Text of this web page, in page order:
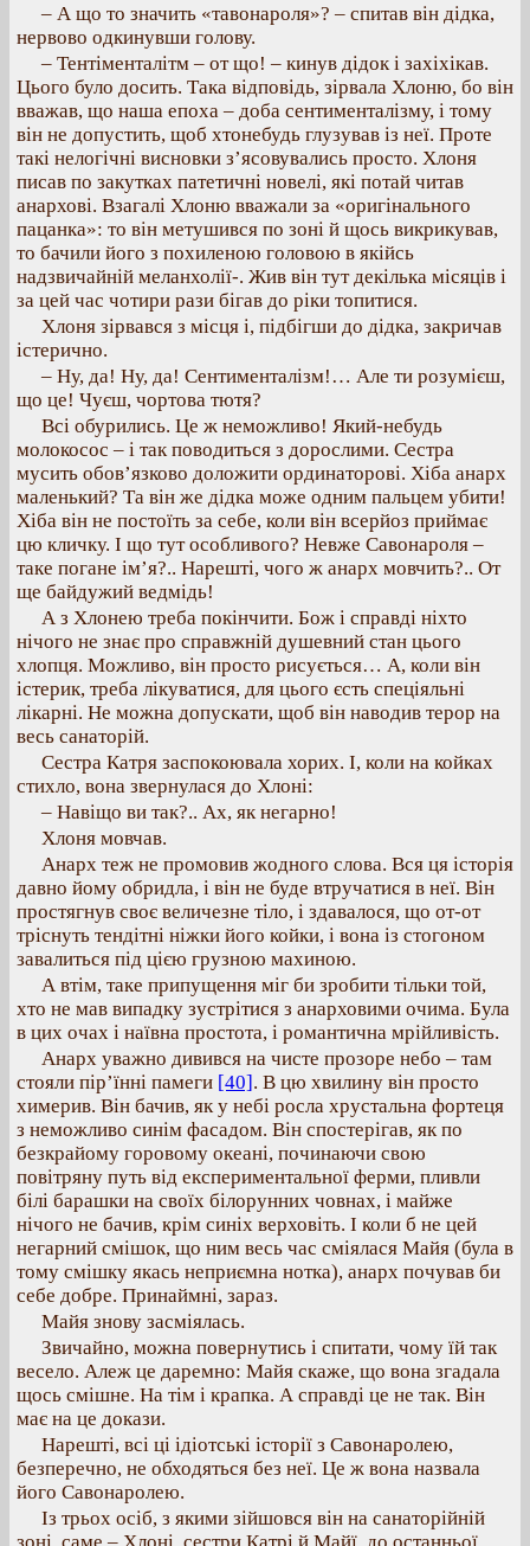
– А що то значить «тавонароля»? – спитав він дідка,
нервово одкинувши голову.
– Тентіменталітм – от що! – кинув дідок і захіхікав.
Цього було досить. Така відповідь, зірвала Хлоню, бо він
вважав, що наша епоха – доба сентименталізму, і тому
він не допустить, щоб хтонебудь глузував із неї. Проте
такі нелогічні висновки з’ясовувались просто. Хлоня
писав по закутках патетичні новелі, які потай читав
анархові. Взагалі Хлоню вважали за «оригінального
пацанка»: то він метушився по зоні й щось викрикував,
то бачили його з похиленою головою в якійсь
надзвичайній меланхолії-. Жив він тут декілька місяців і
за цей час чотири рази бігав до ріки топитися.
Хлоня зірвався з місця і, підбігши до дідка, закричав
істерично.
– Ну, да! Ну, да! Сентименталізм!… Але ти розумієш,
що це! Чуєш, чортова тютя?
Всі обурились. Це ж неможливо! Який-небудь
молокосос – і так поводиться з дорослими. Сестра
мусить обов’язково доложити ординаторові. Хіба анарх
маленький? Та він же дідка може одним пальцем убити!
Хіба він не постоїть за себе, коли він всерйоз приймає
цю кличку. І що тут особливого? Невже Савонароля –
таке погане ім’я?.. Нарешті, чого ж анарх мовчить?.. От
ще байдужий ведмідь!
А з Хлонею треба покінчити. Бож і справді ніхто
нічого не знає про справжній душевний стан цього
хлопця. Можливо, він просто рисується… А, коли він
істерик, треба лікуватися, для цього єсть спеціяльні
лікарні. Не можна допускати, щоб він наводив терор на
весь санаторій.
Сестра Катря заспокоювала хорих. І, коли на койках
стихло, вона звернулася до Хлоні:
– Навіщо ви так?.. Ах, як негарно!
Хлоня мовчав.
Анарх теж не промовив жодного слова. Вся ця історія
давно йому обридла, і він не буде втручатися в неї. Він
простягнув своє величезне тіло, і здавалося, що от-от
тріснуть тендітні ніжки його койки, і вона із стогоном
завалиться під цією грузною махиною.
А втім, таке припущення міг би зробити тільки той,
хто не мав випадку зустрітися з анарховими очима. Була
в цих очах і наївна простота, і романтична мрійливість.
Анарх уважно дивився на чисте прозоре небо – там
стояли пір’їнні памеги [40]. В цю хвилину він просто
химерив. Він бачив, як у небі росла хрустальна фортеця
з неможливо синім фасадом. Він спостерігав, як по
безкрайому горовому океані, починаючи свою
повітряну путь від експериментальної ферми, пливли
білі барашки на своїх білорунних човнах, і майже
нічого не бачив, крім синіх верховіть. І коли б не цей
негарний смішок, що ним весь час сміялася Майя (була в
тому смішку якась неприємна нотка), анарх почував би
себе добре. Принаймні, зараз.
Майя знову засміялась.
Звичайно, можна повернутись і спитати, чому їй так
весело. Алеж це даремно: Майя скаже, що вона згадала
щось смішне. На тім і крапка. А справді це не так. Він
має на це докази.
Нарешті, всі ці ідіотські історії з Савонаролею,
безперечно, не обходяться без неї. Це ж вона назвала
його Савонаролею.
Із трьох осіб, з якими зійшовся він на санаторійній